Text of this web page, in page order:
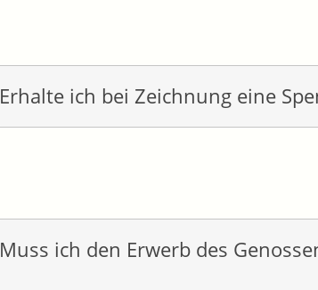
Erhalte ich bei Zeichnung eine
Muss ich den Erwerb des